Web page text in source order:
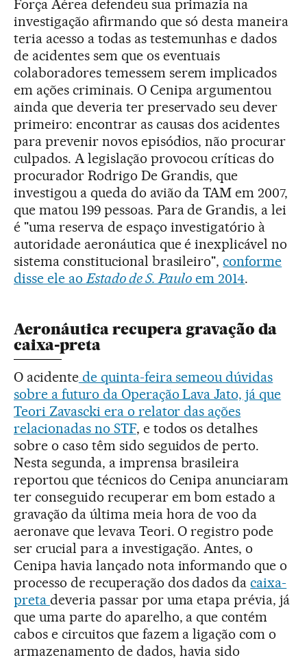
Força Aérea defendeu sua primazia na
investigação afirmando que só desta maneira
teria acesso a todas as testemunhas e dados
de acidentes sem que os eventuais
colaboradores temessem serem implicados
em ações criminais. O Cenipa argumentou
ainda que deveria ter preservado seu dever
primeiro: encontrar as causas dos acidentes
para prevenir novos episódios, não procurar
culpados. A legislação provocou críticas do
procurador Rodrigo De Grandis, que
investigou a queda do avião da TAM em 2007,
que matou 199 pessoas. Para de Grandis, a lei
é "uma reserva de espaço investigatório à
autoridade aeronáutica que é inexplicável no
sistema constitucional brasileiro",conforme
disse ele ao Estado de S. Paulo em 2014.
Aeronáutica recupera gravação da
caixa-preta
O acidentede quinta-feira semeou dúvidas
sobre a futuro da Operação Lava Jato, já que
Teori Zavascki era o relator das ações
relacionadas no STF, e todos os detalhes
sobre o caso têm sido seguidos de perto.
Nesta segunda, a imprensa brasileira
reportou que técnicos do Cenipa anunciaram
ter conseguido recuperar em bom estado a
gravação da última meia hora de voo da
aeronave que levava Teori. O registro pode
ser crucial para a investigação. Antes, o
Cenipa havia lançado nota informando que o
processo de recuperação dos dados dacaixa-
preta deveria passar por uma etapa prévia, já
que uma parte do aparelho, a que contém
cabos e circuitos que fazem a ligação com o
armazenamento de dados, havia sido